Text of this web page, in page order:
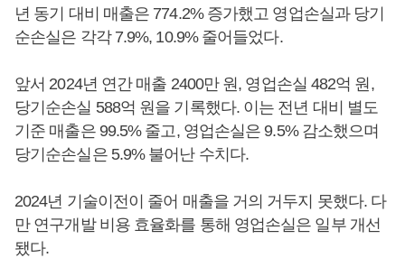
년 동기 대비 매출은 774.2% 증가했고 영업손실과 당기
순손실은 각각 7.9%, 10.9% 줄어들었다.
앞서 2024년 연간 매출 2400만 원, 영업손실 482억 원,
당기순손실 588억 원을 기록했다. 이는 전년 대비 별도
기준 매출은 99.5% 줄고, 영업손실은 9.5% 감소했으며
당기순손실은 5.9% 불어난 수치다.
2024년 기술이전이 줄어 매출을 거의 거두지 못했다. 다
만 연구개발 비용 효율화를 통해 영업손실은 일부 개선
됐다.